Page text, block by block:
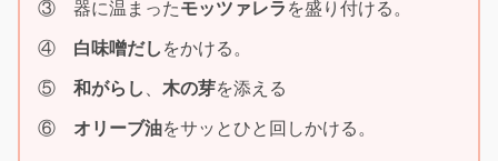
③ 器に温まったモッツァレラ を盛り付ける。
④ 白味噌だし をかける。
⑤ 和がらし 木の芽を添える
⑥ オリーブ油をサッとひと回しかける。